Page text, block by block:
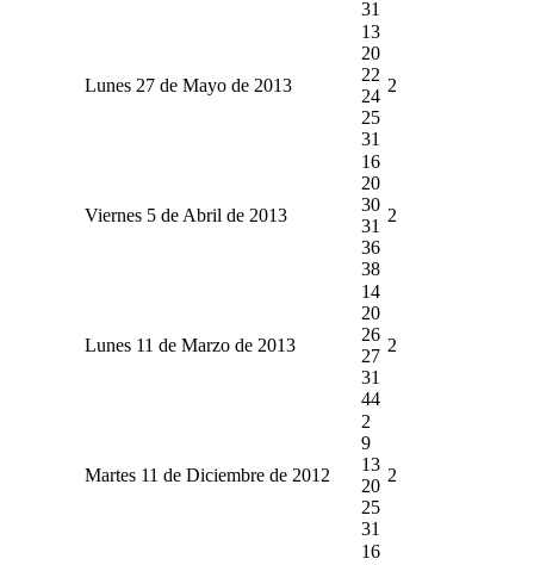
31
Lunes 27 de Mayo de 2013
13
20
22
24
25
31
2
Viernes 5 de Abril de 2013
16
20
30
31
36
38
2
Lunes 11 de Marzo de 2013
14
20
26
27
31
44
2
Martes 11 de Diciembre de 2012
2
9
13
20
25
31
2
16